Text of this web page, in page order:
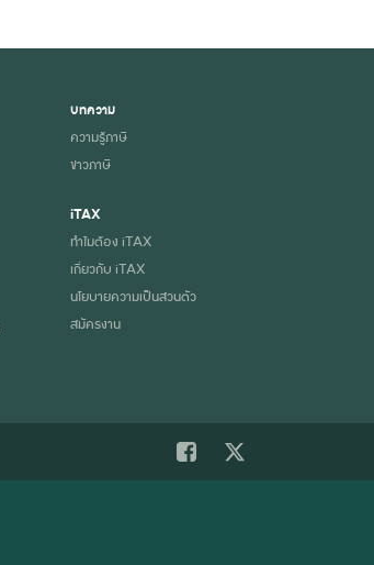
บทความ
ความรู้ภาษี
ข่าวภาษี
iTAX
ทำไมต้อง iTAX
เกี่ยวกับ iTAX
นโยบายความเป็นส่วนตัว
สมัครงาน